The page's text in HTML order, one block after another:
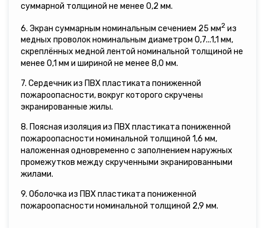
суммарной толщиной не менее 0,2 мм.
6. Экран суммарным номинальным сечением 25 мм2 из
медных проволок номинальным диаметром 0,7...1,1 мм,
скреплённых медной лентой номинальной толщиной не
менее 0,1 мм и шириной не менее 8,0 мм.
7. Сердечник из ПВХ пластиката пониженной
пожароопасности, вокруг которого скручены
экранированные жилы.
8. Поясная изоляция из ПВХ пластиката пониженной
пожароопасности номинальной толщиной 1,6 мм,
наложенная одновременно с заполнением наружных
промежутков между скрученными экранированными
жилами.
9. Оболочка из ПВХ пластиката пониженной
пожароопасности номинальной толщиной 2,9 мм.